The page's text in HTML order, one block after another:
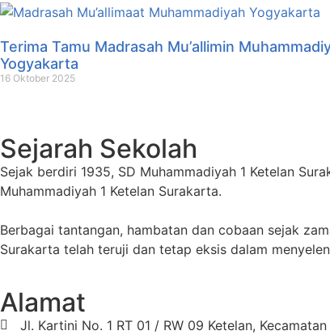
Terima Tamu Madrasah Mu’allimin
Yogyakarta
16 Oktober 2025
Sejarah Sekolah
Sejak berdiri 1935, SD Muhammadiyah 1 Ketelan
Muhammadiyah 1 Ketelan Surakarta.
Berbagai tantangan, hambatan dan cobaan sejak
Surakarta telah teruji dan tetap eksis dalam
Alamat
Jl. Kartini No. 1 RT 01 / RW 09 Ketelan,